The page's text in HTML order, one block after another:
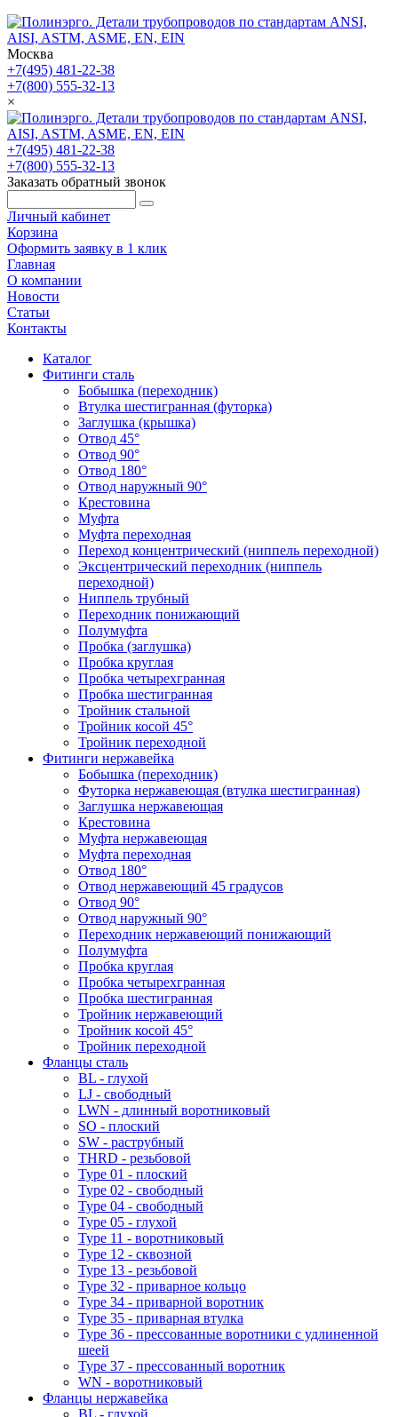
Москва
+7(495) 481-22-38
+7(800) 555-32-13
×
+7(495) 481-22-38
+7(800) 555-32-13
Заказать обратный звонок
Личный кабинет
Корзина
Оформить заявку в 1 клик
Главная
О компании
Новости
Статьи
Контакты
Каталог
Фитинги сталь
Бобышка (переходник)
Втулка шестигранная (футорка)
Заглушка (крышка)
Отвод 45°
Отвод 90°
Отвод 180°
Отвод наружный 90°
Крестовина
Муфта
Муфта переходная
Переход концентрический (ниппель переходной)
Эксцентрический переходник (ниппель
переходной)
Ниппель трубный
Переходник понижающий
Полумуфта
Пробка (заглушка)
Пробка круглая
Пробка четырехгранная
Пробка шестигранная
Тройник стальной
Тройник косой 45°
Тройник переходной
Фитинги нержавейка
Бобышка (переходник)
Футорка нержавеющая (втулка шестигранная)
Заглушка нержавеющая
Крестовина
Муфта нержавеющая
Муфта переходная
Отвод 180°
Отвод нержавеющий 45 градусов
Отвод 90°
Отвод наружный 90°
Переходник нержавеющий понижающий
Полумуфта
Пробка круглая
Пробка четырехгранная
Пробка шестигранная
Тройник нержавеющий
Тройник косой 45°
Тройник переходной
Фланцы сталь
BL - глухой
LJ - свободный
LWN - длинный воротниковый
SO - плоский
SW - раструбный
THRD - резьбовой
Type 01 - плоский
Type 02 - свободный
Type 04 - свободный
Type 05 - глухой
Type 11 - воротниковый
Type 12 - сквозной
Type 13 - резьбовой
Type 32 - приварное кольцо
Type 34 - приварной воротник
Type 35 - приварная втулка
Type 36 - прессованные воротники с удлиненной
шеей
Type 37 - прессованный воротник
WN - воротниковый
Фланцы нержавейка
BL - глухой